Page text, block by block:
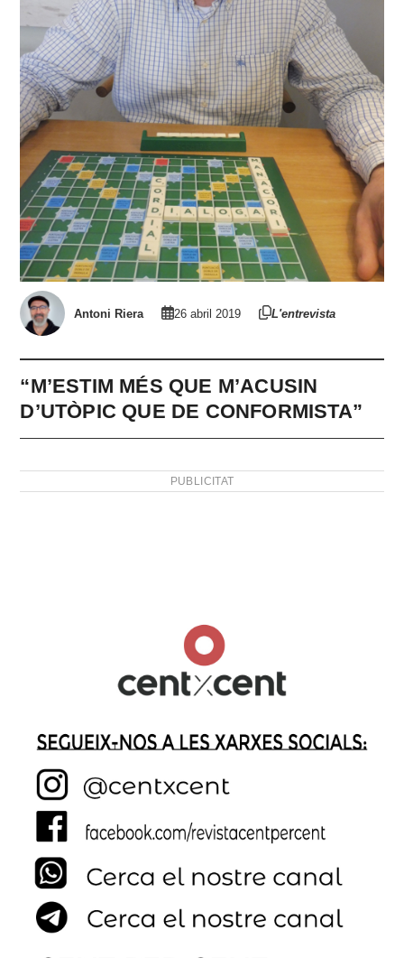
Antoni Riera 26 abril 2019 L'entrevista
“M’ESTIM MÉS QUE M’ACUSIN
D’UTÒPIC QUE DE CONFORMISTA”
PUBLICITAT